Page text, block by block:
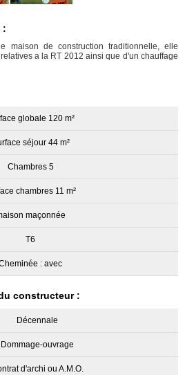
:
maison de construction traditionnelle, elle
a la RT 2012 ainsi que d'un chauffage
globale 120 m²
séjour 44 m²
Chambres 5
chambres 11 m²
maçonnée
T6
: avec
constructeur :
Décennale
Dommage-ouvrage
d'archi ou A.M.O.